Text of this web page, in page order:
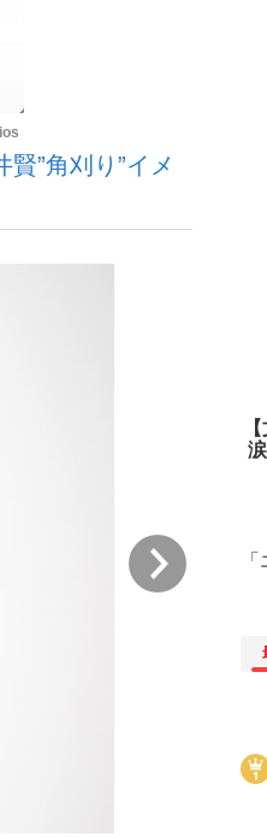
されているのが悲しい」『北の国
さら聞けない資産運用のすべて
”角刈り”イメ